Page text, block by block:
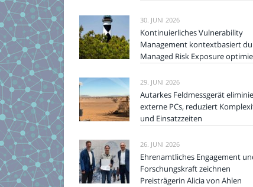
30. JUNI 2026
Kontinuierliches Vulnerability
Management kontextbasiert
Managed Risk Exposure
29. JUNI 2026
Autarkes Feldmessgerät
externe PCs, reduziert
und Einsatzzeiten
26. JUNI 2026
Ehrenamtliches Engagement
Forschungskraft zeichnen
Preisträgerin Alicia von Ahlen